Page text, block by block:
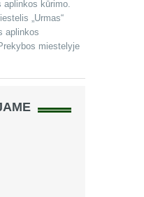
aplinkos kūrimo.
„Urmas“
aplinkos
miestelyje